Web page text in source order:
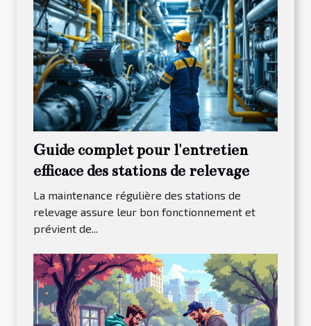
Guide complet pour l'entretien
efficace des stations de relevage
La maintenance régulière des stations de
relevage assure leur bon fonctionnement et
prévient de...